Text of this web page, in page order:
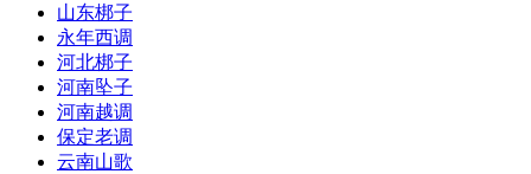
山东梆子
永年西调
河北梆子
河南坠子
河南越调
保定老调
云南山歌